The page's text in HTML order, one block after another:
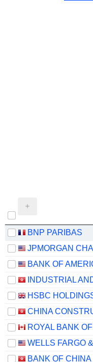
BNP PARIBAS
JPMORGAN
HSBC
ROYAL BANK
BANK OF CHINA